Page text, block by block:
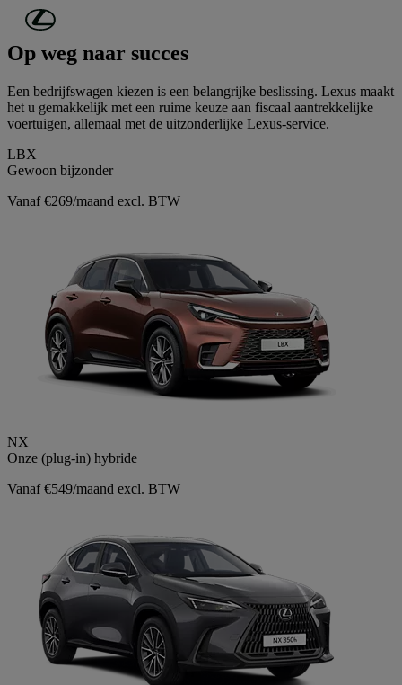
Ga naar de hoofdinhoud
Op weg naar succes
Een bedrijfswagen kiezen is een belangrijke beslissing. Lexus maakt
het u gemakkelijk met een ruime keuze aan fiscaal aantrekkelijke
voertuigen, allemaal met de uitzonderlijke Lexus-service.
LBX
Gewoon bijzonder
Vanaf €269/maand excl. BTW
NX
Onze (plug-in) hybride
Vanaf €549/maand excl. BTW